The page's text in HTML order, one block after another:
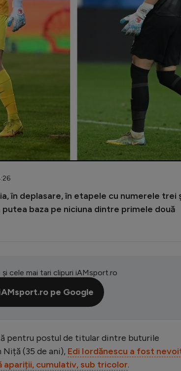
în deplasare, în etapele cu numerele trei
baza pe niciuna dintre primele două
cele mai tari clipuri iAMsport.ro
pe Google
pentru postul de titular dintre buturile
Niță (35 de ani), Edi Iordănescu a fost
apariții, cumulativ, sub tricolor.